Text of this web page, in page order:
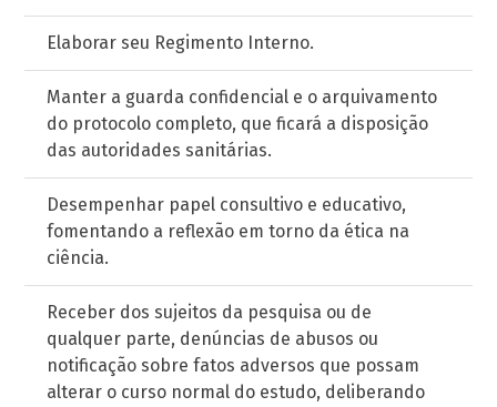
Elaborar seu Regimento Interno.
Manter a guarda confidencial e o arquivamento
do protocolo completo, que ficará a disposição
das autoridades sanitárias.
Desempenhar papel consultivo e educativo,
fomentando a reflexão em torno da ética na
ciência.
Receber dos sujeitos da pesquisa ou de
qualquer parte, denúncias de abusos ou
notificação sobre fatos adversos que possam
alterar o curso normal do estudo, deliberando